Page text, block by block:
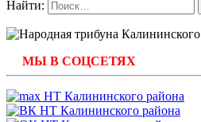
Найти:
МЫ В СОЦСЕТЯХ